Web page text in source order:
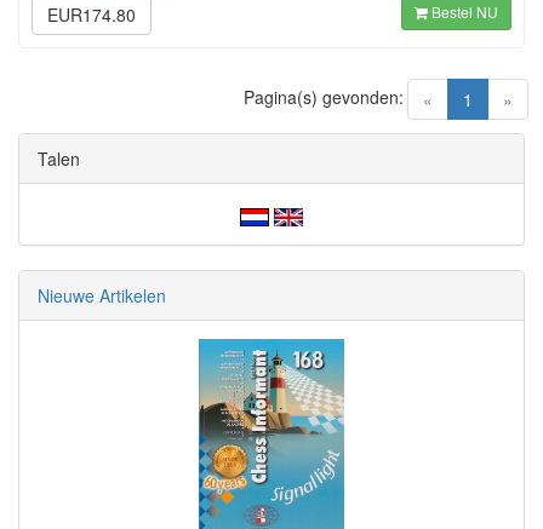
EUR174.80
Bestel NU
« 1 (current)
»
Pagina(s) gevonden:
Talen
Nieuwe Artikelen